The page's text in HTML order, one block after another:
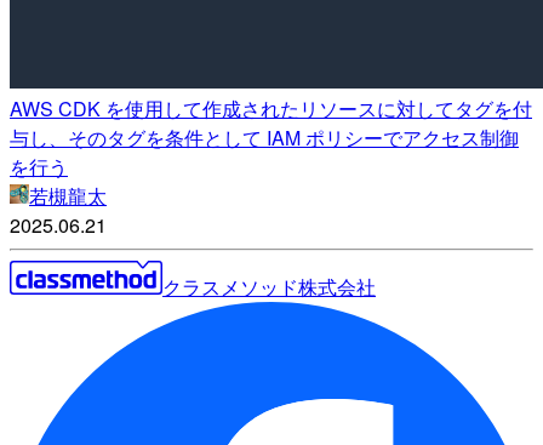
AWS CDK を使用して作成されたリソースに対してタグを付
与し、そのタグを条件として IAM ポリシーでアクセス制御
を行う
若槻龍太
2025.06.21
クラスメソッド株式会社